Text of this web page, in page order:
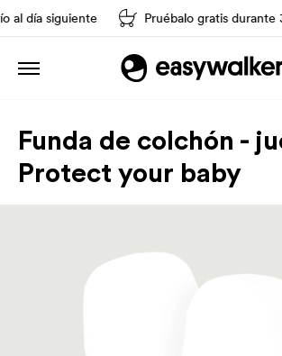
día siguiente Pruébalo gratis durante
Funda de colchón -
Protect your baby